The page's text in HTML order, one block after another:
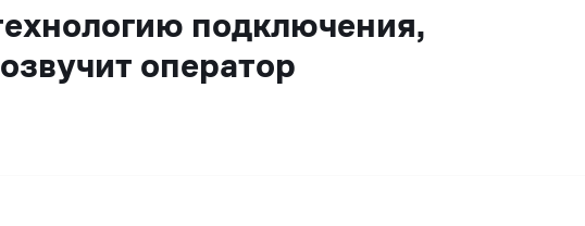
подключения,
оператор